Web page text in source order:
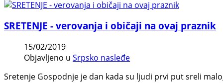
SRETENJE - verovanja i običaji na ovaj praznik
15/02/2019
Objavljeno u Srpsko nasleđe
Sretenje Gospodnje je dan kada su ljudi prvi put sreli